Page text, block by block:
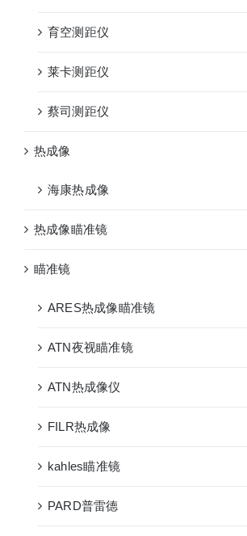
育空测距仪
莱卡测距仪
蔡司测距仪
热成像
海康热成像
热成像瞄准镜
瞄准镜
ARES热成像瞄准镜
ATN夜视瞄准镜
ATN热成像仪
FILR热成像
kahles瞄准镜
PARD普雷德